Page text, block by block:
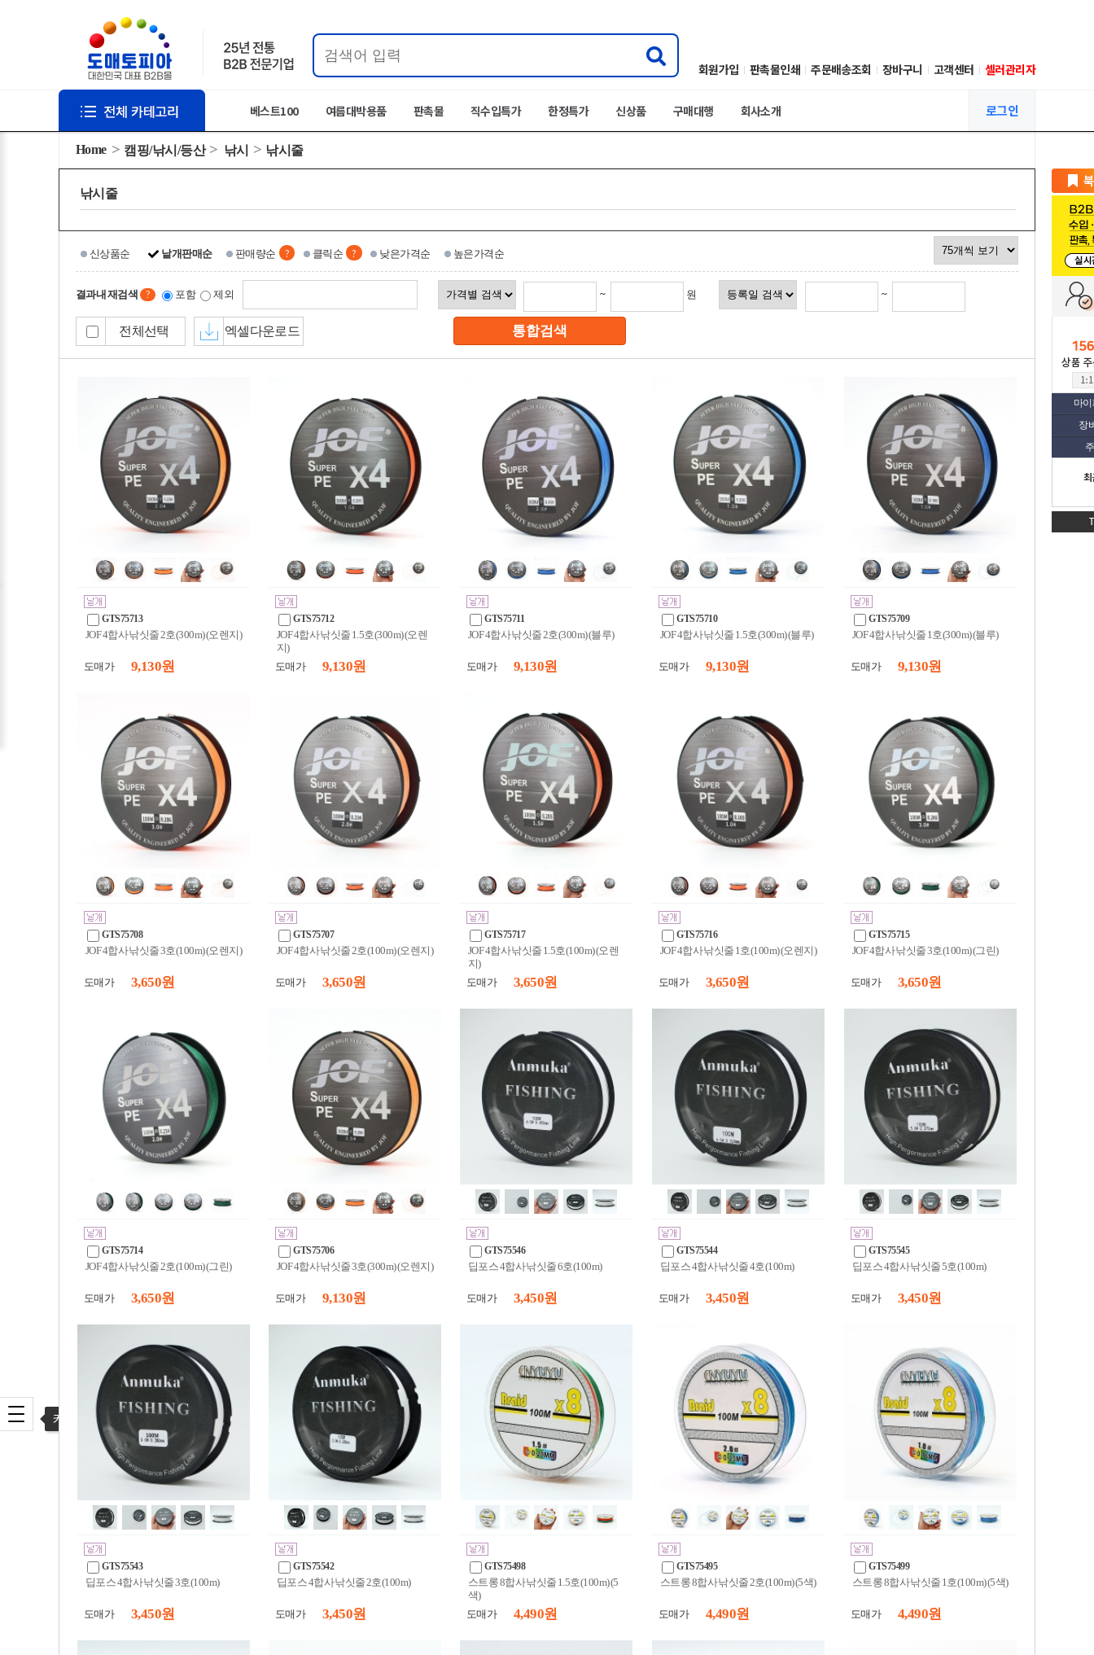
회원가입 판촉물인쇄 주문배송조회 장바구니 고객센터 셀러관리자
베스트100 여름대박용품 판촉물 직수입특가 한정특가 신상품 구매대행 회사소개 로그인
마
장
카테고리 열기
Home 캠핑/낚시/등산 낚시 낚시줄
낚시줄
신상품순 낱개판매순 판매량순 ? 클릭순 ? 낮은가격순 높은가격순
결과내 재검색 ? 포함 제외 ~ 원 ~
전체선택 엑셀다운로드
GTS75713
JOF 4합사 낚싯줄 2호(300m) (오렌지)
도매가 9,130 원
GTS75712
JOF 4합사 낚싯줄 1.5호(300m) (오렌
지)
도매가
9,130 원
GTS75711
JOF 4합사 낚싯줄 2호(300m) (블루)
도매가 9,130 원
GTS75710
JOF 4합사 낚싯줄 1.5호(300m) (블루)
도매가 9,130 원
GTS75709
JOF 4합사 낚싯줄 1호(300m) (블루)
도매가 9,130 원
GTS75708
JOF 4합사 낚싯줄 3호(100m) (오렌지)
도매가 3,650 원
GTS75707
JOF 4합사 낚싯줄 2호(100m) (오렌지)
도매가 3,650 원
GTS75717
JOF 4합사 낚싯줄 1.5호(100m) (오렌
지)
도매가
3,650 원
GTS75716
JOF 4합사 낚싯줄 1호(100m) (오렌지)
도매가 3,650 원
GTS75715
JOF 4합사 낚싯줄 3호(100m) (그린)
도매가 3,650 원
GTS75714
JOF 4합사 낚싯줄 2호(100m) (그린)
도매가 3,650 원
GTS75706
JOF 4합사 낚싯줄 3호(300m) (오렌지)
도매가 9,130 원
GTS75546
딥포스 4합사 낚싯줄 6호(100m)
도매가 3,450 원
GTS75544
딥포스 4합사 낚싯줄 4호(100m)
도매가 3,450 원
GTS75545
딥포스 4합사 낚싯줄 5호(100m)
도매가 3,450 원
GTS75543
딥포스 4합사 낚싯줄 3호(100m)
도매가 3,450 원
GTS75542
딥포스 4합사 낚싯줄 2호(100m)
도매가 3,450 원
GTS75498
스트롱 8합사 낚싯줄 1.5호(100m) (5
색)
도매가
4,490 원
GTS75495
스트롱 8합사 낚싯줄 2호(100m) (5색)
도매가 4,490 원
GTS75499
스트롱 8합사 낚싯줄 1호(100m) (5색)
도매가 4,490 원